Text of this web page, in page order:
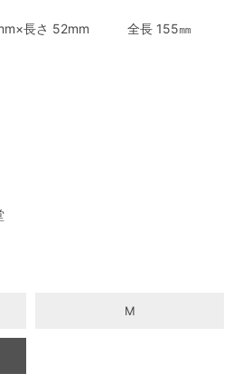
M
長さ 52mm 全長 155㎜